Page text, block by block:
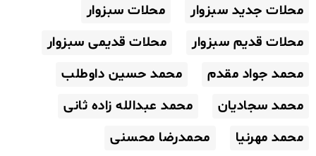
محلات جدید سبزوار
محلات سبزوار
محلات قدیم سبزوار
محلات قدیمی سبزوار
محمد جواد مقدم
محمد حسین داوطلب
محمد سجادیان
محمد عبدالله زاده ثانی
محمد مهرنیا
محمدرضا محسنی